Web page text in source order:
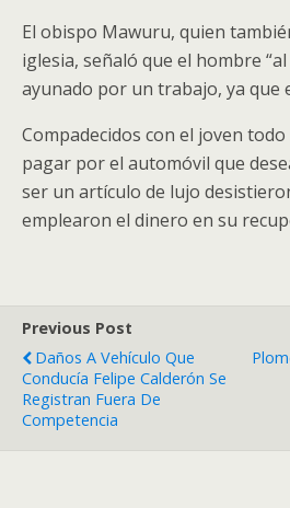
El obispo Mawuru, quien
iglesia, señaló que el hombre
ayunado por un trabajo, ya que
Compadecidos con el joven
pagar por el automóvil que
ser un artículo de lujo
emplearon el dinero en su
Previous Post
Daños A Vehículo Que
Conducía Felipe Calderón Se
Registran Fuera De
Competencia